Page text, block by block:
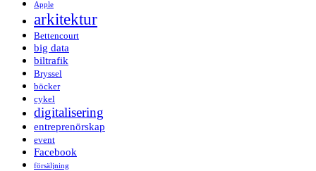
Apple
arkitektur
Bettencourt
big data
biltrafik
Bryssel
böcker
cykel
digitalisering
entreprenörskap
event
Facebook
försäljning